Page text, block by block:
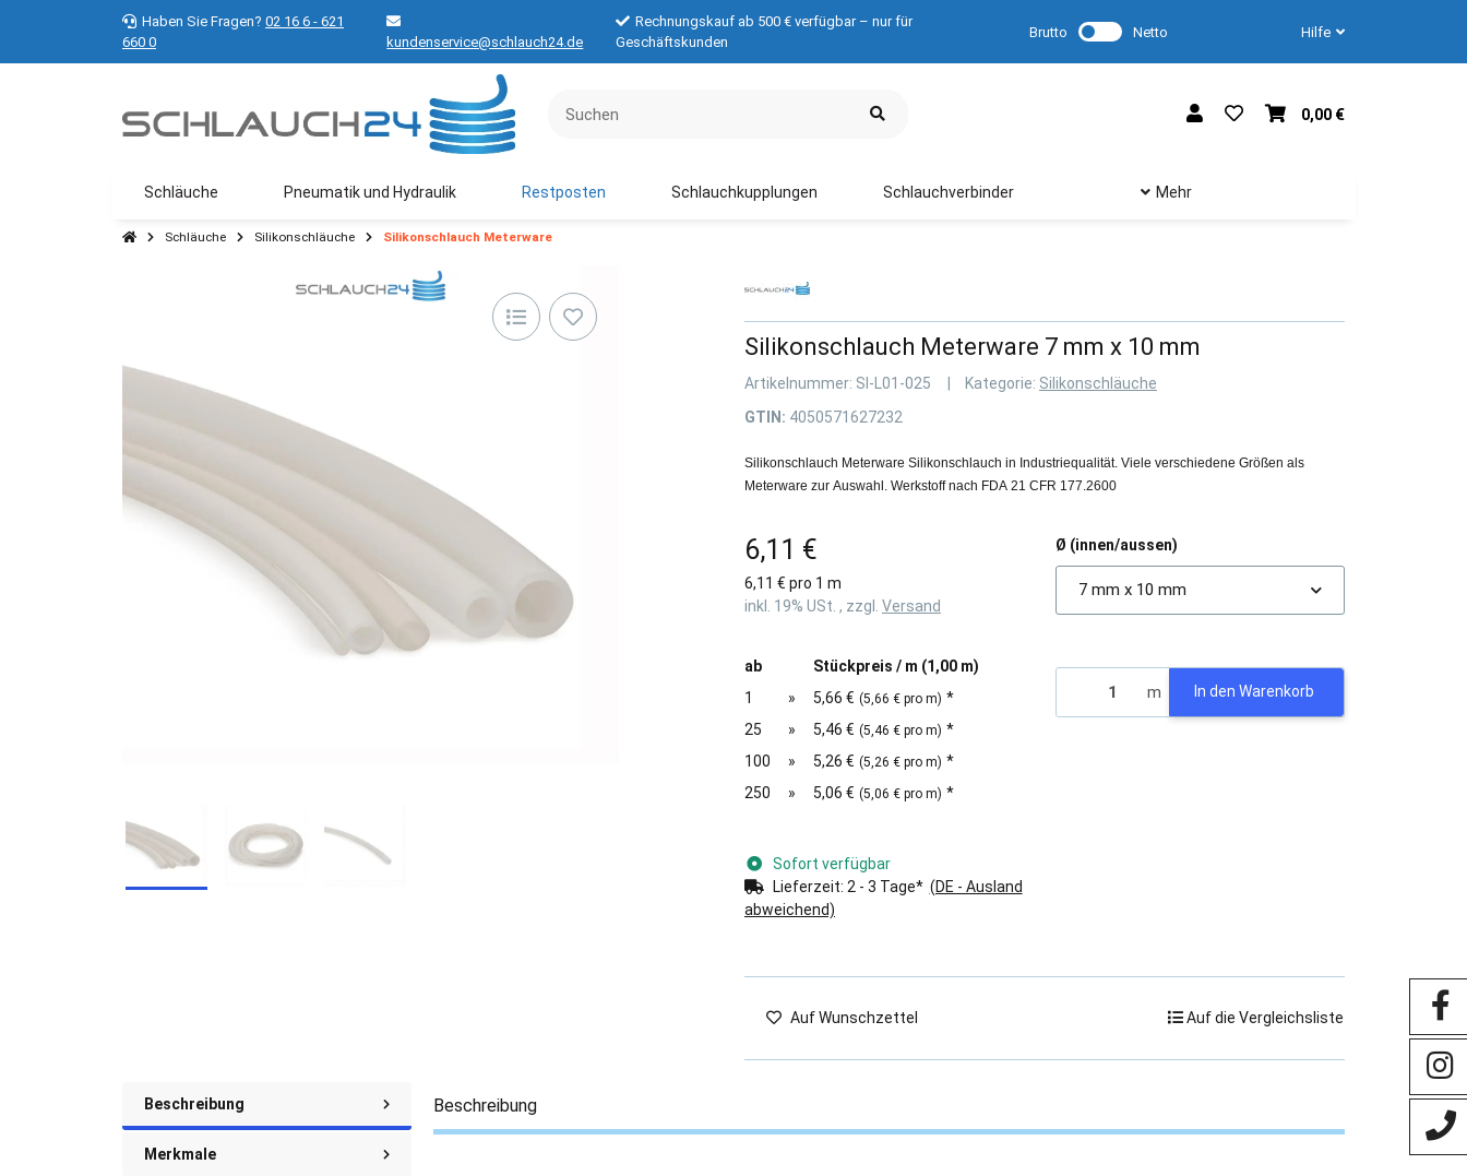
Haben Sie Fragen? 02 16 6 - 621
660 0
kundenservice@schlauch24.de
Rechnungskauf ab 500 € verfügbar – nur für
Geschäftskunden
Brutto Netto Hilfe
0,00 €
Schläuche Pneumatik und Hydraulik Restposten Schlauchkupplungen Schlauchverbinder Mehr
Schläuche Silikonschläuche Silikonschlauch Meterware
Silikonschlauch Meterware 7 mm x 10 mm
Artikelnummer: SI-L01-025 Kategorie: Silikonschläuche
GTIN: 4050571627232
Silikonschlauch Meterware Silikonschlauch in Industriequalität. Viele verschiedene Größen als
Meterware zur Auswahl. Werkstoff nach FDA 21 CFR 177.2600
6,11 €
6,11 € pro 1 m
inkl. 19% USt. , zzgl. Versand
ab
Stückpreis / m (1,00 m)
1
» 5,66 € (5,66 € pro m) *
25
» 5,46 € (5,46 € pro m) *
100
» 5,26 € (5,26 € pro m) *
250
» 5,06 € (5,06 € pro m) *
Sofort verfügbar
Lieferzeit: 2 - 3 Tage* (DE - Ausland
abweichend)
Ø (innen/aussen)
7 mm x 10 mm
m In den Warenkorb
Auf Wunschzettel Auf die Vergleichsliste
Beschreibung
Merkmale
Beschreibung